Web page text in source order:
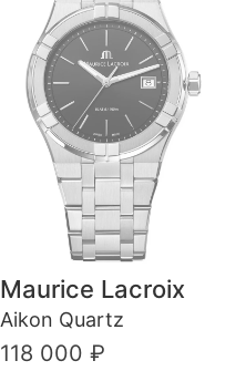
Maurice Lacroix
Aikon Quartz
118 000 ₽